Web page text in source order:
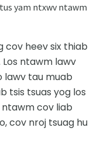
yam ntxwv ntawm
cov heev six thiab
ntawm lawv
lawv tau muab
tsis tsuas yog los
ntawm cov liab
cov nroj tsuag hu